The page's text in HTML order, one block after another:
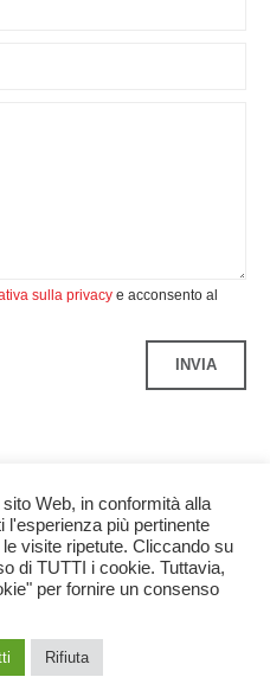
sulla privacye acconsento al
Cookie
Web, in conformità alla
l'esperienza più pertinente
visite ripetute. Cliccando su
di TUTTI i cookie. Tuttavia,
per fornire un consenso
Rifiuta